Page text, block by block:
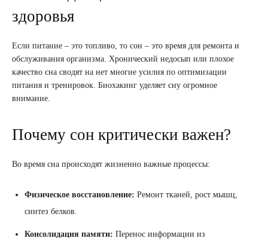
здоровья
Если питание – это топливо, то сон – это время для ремонта и
обслуживания организма. Хронический недосып или плохое
качество сна сводят на нет многие усилия по оптимизации
питания и тренировок. Биохакинг уделяет сну огромное
внимание.
Почему сон критически важен?
Во время сна происходят жизненно важные процессы:
Физическое восстановление: Ремонт тканей, рост мышц,
синтез белков.
Консолидация памяти: Перенос информации из